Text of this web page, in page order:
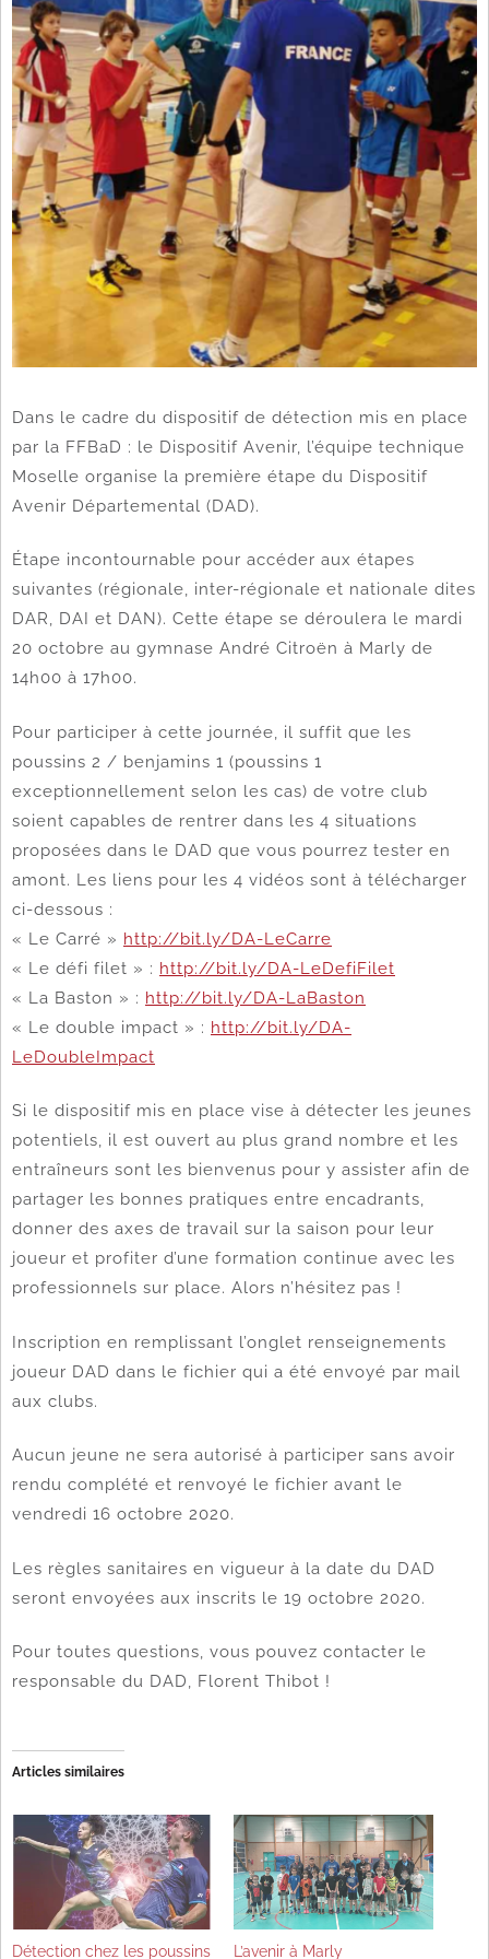
Dans le cadre du dispositif de détection mis en place
par la FFBaD : le Dispositif Avenir, l’équipe technique
Moselle organise la première étape du Dispositif
Avenir Départemental (DAD).
Étape incontournable pour accéder aux étapes
suivantes (régionale, inter-régionale et nationale dites
DAR, DAI et DAN). Cette étape se déroulera le mardi
20 octobre au gymnase André Citroën à Marly de
14h00 à 17h00.
Pour participer à cette journée, il suffit que les
poussins 2 / benjamins 1 (poussins 1
exceptionnellement selon les cas) de votre club
soient capables de rentrer dans les 4 situations
proposées dans le DAD que vous pourrez tester en
amont. Les liens pour les 4 vidéos sont à télécharger
ci-dessous :
« Le Carré » http://bit.ly/DA-LeCarre
« Le défi filet » : http://bit.ly/DA-LeDefiFilet
« La Baston » : http://bit.ly/DA-LaBaston
« Le double impact » : http://bit.ly/DA-
LeDoubleImpact
Si le dispositif mis en place vise à détecter les jeunes
potentiels, il est ouvert au plus grand nombre et les
entraîneurs sont les bienvenus pour y assister afin de
partager les bonnes pratiques entre encadrants,
donner des axes de travail sur la saison pour leur
joueur et profiter d’une formation continue avec les
professionnels sur place. Alors n’hésitez pas !
Inscription en remplissant l’onglet renseignements
joueur DAD dans le fichier qui a été envoyé par mail
aux clubs.
Aucun jeune ne sera autorisé à participer sans avoir
rendu complété et renvoyé le fichier avant le
vendredi 16 octobre 2020.
Les règles sanitaires en vigueur à la date du DAD
seront envoyées aux inscrits le 19 octobre 2020.
Pour toutes questions, vous pouvez contacter le
responsable du DAD, Florent Thibot !
Articles similaires
Détection chez les poussins L’avenir à Marly